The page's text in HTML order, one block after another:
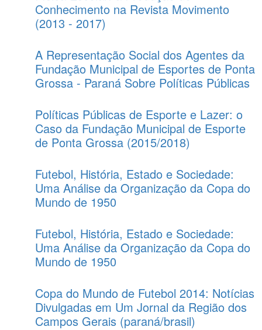
Conhecimento na Revista Movimento
(2013 - 2017)
A Representação Social dos Agentes da
Fundação Municipal de Esportes de Ponta
Grossa - Paraná Sobre Políticas Públicas
Políticas Públicas de Esporte e Lazer: o
Caso da Fundação Municipal de Esporte
de Ponta Grossa (2015/2018)
Futebol, História, Estado e Sociedade:
Uma Análise da Organização da Copa do
Mundo de 1950
Futebol, História, Estado e Sociedade:
Uma Análise da Organização da Copa do
Mundo de 1950
Copa do Mundo de Futebol 2014: Notícias
Divulgadas em Um Jornal da Região dos
Campos Gerais (paraná/brasil)